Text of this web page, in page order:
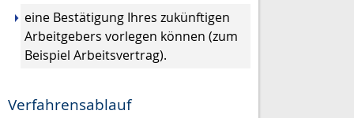
eine Bestätigung Ihres zukünftigen
Arbeitgebers vorlegen können (zum
Beispiel Arbeitsvertrag).
Verfahrensablauf